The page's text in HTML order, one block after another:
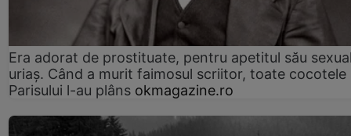
Era adorat de prostituate, pentru apetitul său
uriaș. Când a murit faimosul scriitor, toate cocotele
Parisului l-au plâns okmagazine.ro